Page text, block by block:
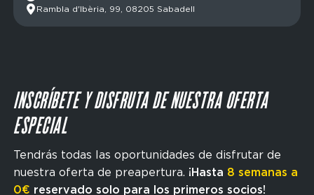
Rambla d'Ibèria, 99, 08205 Sabadell
INSCRÍBETE Y DISFRUTA DE NUESTRA OFERTA
ESPECIAL
Tendrás todas las oportunidades de disfrutar de
nuestra oferta de preapertura. ¡Hasta 8 semanas a
0€ reservado solo para los primeros socios!